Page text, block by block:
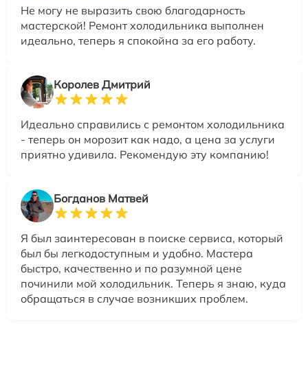
Не могу не выразить свою благодарность
мастерской! Ремонт холодильника выполнен
идеально, теперь я спокойна за его работу.
Королев Дмитрий
Идеально справились с ремонтом холодильника
- теперь он морозит как надо, а цена за услуги
приятно удивила. Рекомендую эту компанию!
Богданов Матвей
Я был заинтересован в поиске сервиса, который
был бы легкодоступным и удобно. Мастера
быстро, качественно и по разумной цене
починили мой холодильник. Теперь я знаю, куда
обращаться в случае возникших проблем.